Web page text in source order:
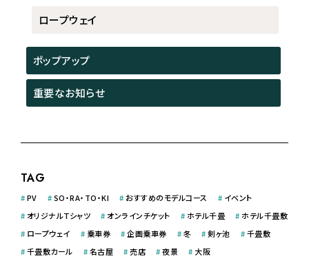
ロープウェイ
ポップアップ
重要なお知らせ
TAG
#PV #SO・RA・TO・KI #おすすめのモデルコース # イベント
# オリジナルＴシャツ # オンラインチケット # ホテル千畳 # ホテル千畳敷
# ロープウェイ # 乗車券 #企画乗車券 #冬 #剣ヶ池 #千畳敷
#千畳敷カール #名古屋 #売店 #夜景 # 大阪